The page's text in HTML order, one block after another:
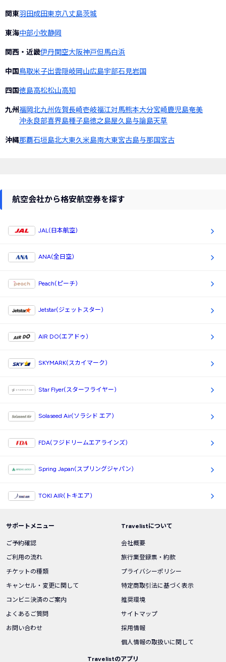
関東羽田成田東京八丈島茨城
東海中部小牧静岡
関西・近畿伊丹関空大阪神戸但馬白浜
中国鳥取米子出雲隠岐岡山広島宇部石見岩国
四国徳島高松松山高知
九州福岡北九州佐賀長崎壱岐福江対馬熊本大分宮崎鹿児島奄美
沖永良部喜界島種子島徳之島屋久島与論島天草
沖縄那覇石垣島北大東久米島南大東宮古島与那国宮古
航空会社から格安航空券を探す
JAL(日本航空)
ANA(全日空)
Peach(ピーチ)
Jetstar(ジェットスター)
AIR DO(エアドゥ)
SKYMARK(スカイマーク)
Star Flyer(スターフライヤー)
Solaseed Air(ソラシド エア)
FDA(フジドリームエアラインズ)
Spring Japan(スプリングジャパン)
TOKI AIR(トキエア)
サポートメニュー
ご予約確認
ご利用の流れ
チケットの種類
キャンセル・変更に関して
コンビニ決済のご案内
よくあるご質問
お問い合わせ
Travelistについて
会社概要
旅行業登録票・約款
プライバシーポリシー
特定商取引法に基づく表示
推奨環境
サイトマップ
採用情報
個人情報の取扱いに関して
Travelistのアプリ